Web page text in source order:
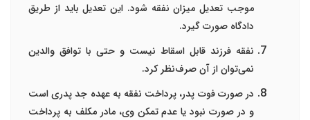
موجب تعدیل میزان نفقه شود. این تعدیل باید از طریق
دادگاه صورت گیرد.
نفقه فرزند قابل اسقاط نیست و حتی با توافق والدین
نمی‌توان از آن صرف‌نظر کرد.
در صورت فوت پدر، پرداخت نفقه به عهده جد پدری است
و در صورت نبود یا عدم تمکن وی، مادر مکلف به پرداخت